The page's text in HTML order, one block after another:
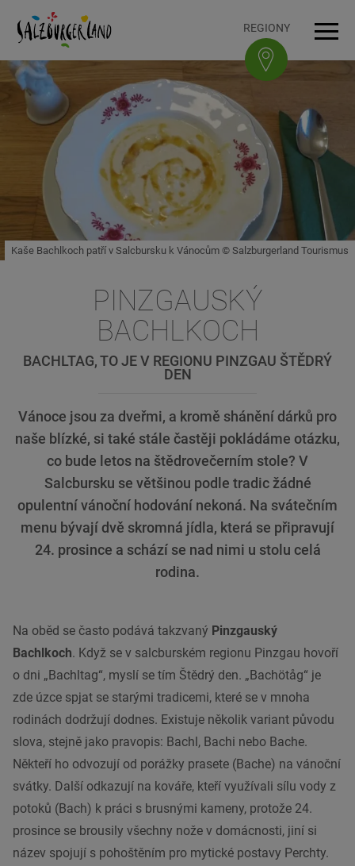
K obsahuAccesskey
[0]
K navigaciAccesskey
[1]
Na začátek stránky
K patičceAccesskey
[3] REGIONY
Kaše Bachlkoch patří v Salcbursku k Vánocům © Salzburgerland Tourismus
PINZGAUSKÝ
BACHLKOCH
BACHLTAG, TO JE V REGIONU PINZGAU ŠTĚDRÝ
DEN
Vánoce jsou za dveřmi, a kromě shánění dárků pro
naše blízké, si také stále častěji pokládáme otázku,
co bude letos na štědrovečerním stole? V
Salcbursku se většinou podle tradic žádné
opulentní vánoční hodování nekoná. Na svátečním
menu bývají dvě skromná jídla, která se připravují
24. prosince a schází se nad nimi u stolu celá
rodina.
Na oběd se často podává takzvaný Pinzgauský
Bachlkoch. Když se v salcburském regionu Pinzgau hovoří
o dni „Bachltag“, myslí se tím Štědrý den. „Bachötåg“ je
zde úzce spjat se starými tradicemi, které se v mnoha
rodinách dodržují dodnes. Existuje několik variant původu
slova, stejně jako pravopis: Bachl, Bachi nebo Bache.
Někteří ho odvozují od porážky prasete (Bache) na vánoční
svátky. Další odkazují na kováře, kteří využívali sílu vody z
potoků (Bach) k práci s brusnými kameny, protože 24.
prosince se brousily všechny nože v domácnosti, jiní si
název spojují s pohoštěním pro mytické postavy Perchty.